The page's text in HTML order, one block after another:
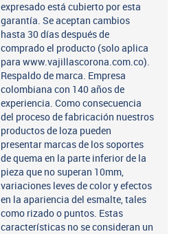
expresado está cubierto por esta
garantía. Se aceptan cambios
hasta 30 días después de
comprado el producto (solo aplica
para www.vajillascorona.com.co).
Respaldo de marca. Empresa
colombiana con 140 años de
experiencia. Como consecuencia
del proceso de fabricación nuestros
productos de loza pueden
presentar marcas de los soportes
de quema en la parte inferior de la
pieza que no superan 10mm,
variaciones leves de color y efectos
en la apariencia del esmalte, tales
como rizado o puntos. Estas
características no se consideran un